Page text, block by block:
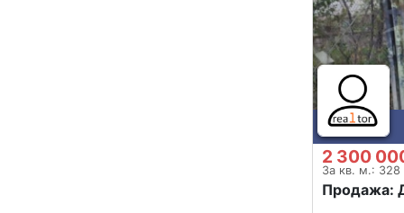
2 300
За кв. м.: 328
Продажа: